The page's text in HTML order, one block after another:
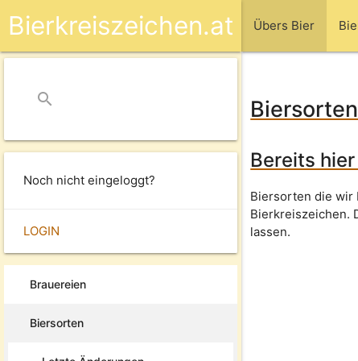
Übers Bier
Bierkreiszeichen.at
search
Noch nicht eingeloggt?
LOGIN
Brauereien
Biersorten
Bereits
Biersorten die wir
Bierkreiszeichen.
lassen.